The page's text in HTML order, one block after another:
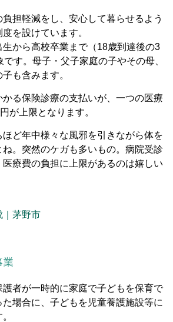
担軽減をし、安心して暮らせるよう
を設けています。
から高校卒業まで（18歳到達後の3
す。母子・父子家庭の子やその母、
も含みます。
る保険診療の支払いが、一つの医療
が上限となります。
ど年中様々な風邪を引きながら体を
。突然のケガも多いもの。病院受診
療費の負担に上限があるのは嬉しい
｜茅野市
護者が一時的に家庭で子どもを保育で
場合に、子どもを児童養護施設等に